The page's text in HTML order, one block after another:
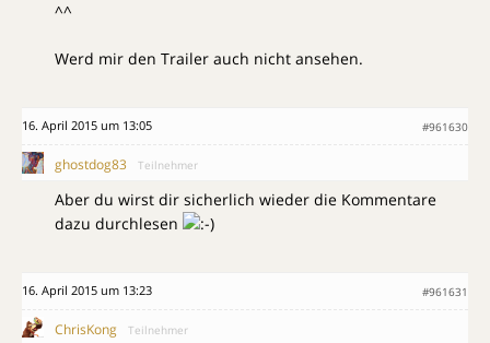
^^
Werd mir den Trailer auch nicht ansehen.
16. April 2015 um 13:05 #961630
ghostdog83 Teilnehmer
Aber du wirst dir sicherlich wieder die Kommentare
dazu durchlesen
16. April 2015 um 13:23 #961631
ChrisKong Teilnehmer